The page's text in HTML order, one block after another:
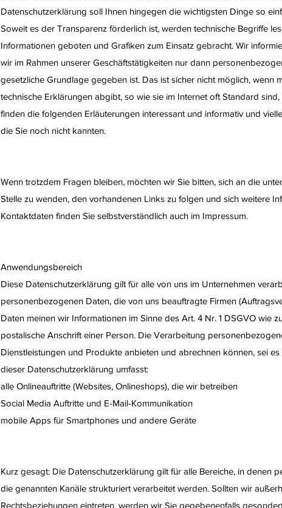
Datenschutzerklärung soll Ihnen hingegen die wichtigsten Dinge so
Soweit es der Transparenz förderlich ist, werden technische Begriffe
Informationen geboten und Grafiken zum Einsatz gebracht. Wir
wir im Rahmen unserer Geschäftstätigkeiten nur dann
gesetzliche Grundlage gegeben ist. Das ist sicher nicht möglich, wenn
technische Erklärungen abgibt, so wie sie im Internet oft Standard
finden die folgenden Erläuterungen interessant und informativ und
die Sie noch nicht kannten.
Wenn trotzdem Fragen bleiben, möchten wir Sie bitten, sich an die
Stelle zu wenden, den vorhandenen Links zu folgen und sich weitere
Kontaktdaten finden Sie selbstverständlich auch im Impressum.
Anwendungsbereich
Diese Datenschutzerklärung gilt für alle von uns im Unternehmen
personenbezogenen Daten, die von uns beauftragte Firmen
Daten meinen wir Informationen im Sinne des Art. 4 Nr. 1 DSGVO wie
postalische Anschrift einer Person. Die Verarbeitung
Dienstleistungen und Produkte anbieten und abrechnen können, sei
dieser Datenschutzerklärung umfasst:
alle Onlineauftritte (Websites, Onlineshops), die wir betreiben
Social Media Auftritte und E-Mail-Kommunikation
mobile Apps für Smartphones und andere Geräte
Kurz gesagt: Die Datenschutzerklärung gilt für alle Bereiche, in denen
die genannten Kanäle strukturiert verarbeitet werden. Sollten wir
Rechtsbeziehungen eintreten, werden wir Sie gegebenenfalls